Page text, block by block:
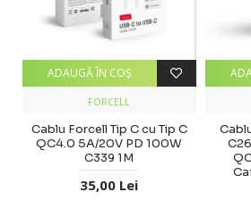
FORCELL
Cablu Forcell Tip C cu Tip C
QC4.0 5A/20V PD 100W
C339 1M
35,00 Lei
ADAUGĂ ÎN COŞ